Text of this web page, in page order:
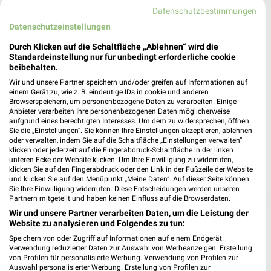
❯
Heute 09:30 - 20:00 Uhr |
525,31 km • Angebote: 7 Prospekte
Datenschutzbestimmungen
Datenschutzeinstellungen
Durch Klicken auf die Schaltfläche „Ablehnen“ wird die
Standardeinstellung nur für unbedingt erforderliche cookie
beibehalten.
Wir und unsere Partner speichern und/oder greifen auf Informationen auf
einem Gerät zu, wie z. B. eindeutige IDs in cookie und anderen
Browserspeichern, um personenbezogene Daten zu verarbeiten. Einige
Anbieter verarbeiten Ihre personenbezogenen Daten möglicherweise
aufgrund eines berechtigten Interesses. Um dem zu widersprechen, öffnen
Sie die „Einstellungen“. Sie können Ihre Einstellungen akzeptieren, ablehnen
oder verwalten, indem Sie auf die Schaltfläche „Einstellungen verwalten“
klicken oder jederzeit auf die Fingerabdruck-Schaltfläche in der linken
unteren Ecke der Website klicken. Um Ihre Einwilligung zu widerrufen,
klicken Sie auf den Fingerabdruck oder den Link in der Fußzeile der Website
und klicken Sie auf den Menüpunkt „Meine Daten“. Auf dieser Seite können
Sie Ihre Einwilligung widerrufen. Diese Entscheidungen werden unseren
Partnern mitgeteilt und haben keinen Einfluss auf die Browserdaten.
Wir und unsere Partner verarbeiten Daten, um die Leistung der
Website zu analysieren und Folgendes zu tun:
Speichern von oder Zugriff auf Informationen auf einem Endgerät.
Verwendung reduzierter Daten zur Auswahl von Werbeanzeigen. Erstellung
von Profilen für personalisierte Werbung. Verwendung von Profilen zur
Auswahl personalisierter Werbung. Erstellung von Profilen zur